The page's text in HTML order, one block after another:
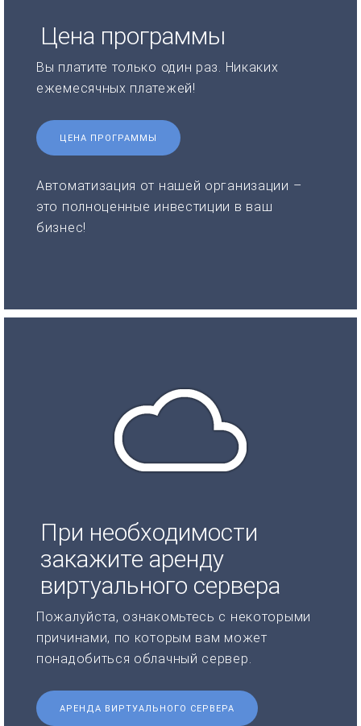
Цена программы
Вы платите только один раз. Никаких
ежемесячных платежей!
ЦЕНА ПРОГРАММЫ
Автоматизация от нашей организации –
это полноценные инвестиции в ваш
бизнес!
При необходимости
закажите аренду
виртуального сервера
Пожалуйста, ознакомьтесь с некоторыми
причинами, по которым вам может
понадобиться облачный сервер.
АРЕНДА ВИРТУАЛЬНОГО СЕРВЕРА